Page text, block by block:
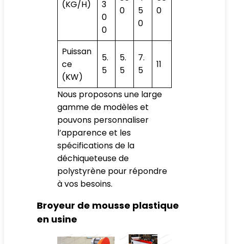
(KG/H)
3
0
0
0
5
0
0
Puissan
ce
(KW)
5.
5
5.
5
7.
5
11
Nous proposons une large
gamme de modèles et
pouvons personnaliser
l’apparence et les
spécifications de la
déchiqueteuse de
polystyrène pour répondre
à vos besoins.
Broyeur de mousse plastique
en usine